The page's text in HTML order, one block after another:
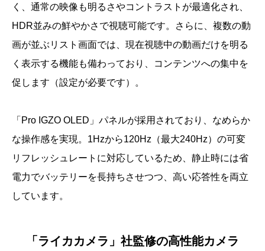
く、通常の映像も明るさやコントラストが最適化され、
HDR並みの鮮やかさで視聴可能です。さらに、複数の動
画が並ぶリスト画面では、現在視聴中の動画だけを明る
く表示する機能も備わっており、コンテンツへの集中を
促します（設定が必要です）。
「Pro IGZO OLED」パネルが採用されており、なめらか
な操作感を実現。1Hzから120Hz（最大240Hz）の可変
リフレッシュレートに対応しているため、静止時には省
電力でバッテリーを長持ちさせつつ、高い応答性を両立
しています。
「ライカカメラ」社監修の高性能カメラ